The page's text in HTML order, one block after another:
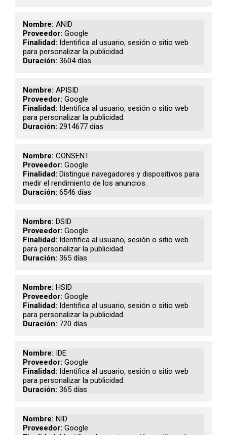
ANID
Google
Identifica al usuario, sesión o sitio web
para personalizar la publicidad.
3604 días
APISID
Google
Identifica al usuario, sesión o sitio web
para personalizar la publicidad.
2914677 días
CONSENT
Google
Distingue navegadores y dispositivos para
medir el rendimiento de los anuncios.
6546 días
DSID
Google
Identifica al usuario, sesión o sitio web
para personalizar la publicidad.
365 días
HSID
Google
Identifica al usuario, sesión o sitio web
para personalizar la publicidad.
720 días
IDE
Google
Identifica al usuario, sesión o sitio web
para personalizar la publicidad.
365 días
NID
Google